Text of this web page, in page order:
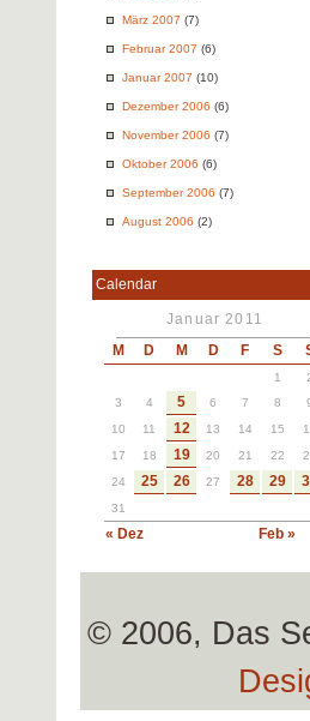
März 2007 (7)
Februar 2007 (6)
Januar 2007 (10)
Dezember 2006 (6)
November 2006 (7)
Oktober 2006 (6)
September 2006 (7)
August 2006 (2)
Calendar
Januar 2011
M D M D F S
« Dez Feb »
1
3
4 5 6 7 8
10
11 12 13 14 15
17
18 19 20 21 22
24
25 26 27 28 29
31
© 2006, Das